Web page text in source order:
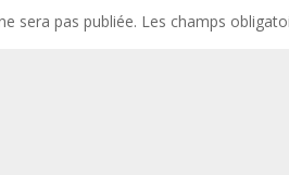
sera pas publiée. Les champs